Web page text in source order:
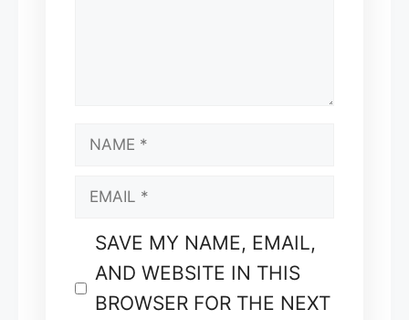
NAME
EMAIL
SAVE MY NAME, EMAIL,
AND WEBSITE IN THIS
BROWSER FOR THE NEXT